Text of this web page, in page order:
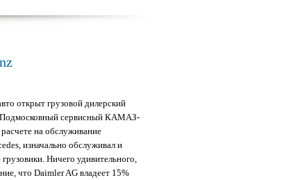
открыт грузовой дилерский
Подмосковный сервисный КАМАЗ-
на обслуживание
изначально обслуживал и
Ничего удивительного,
что Daimler AG владеет 15%